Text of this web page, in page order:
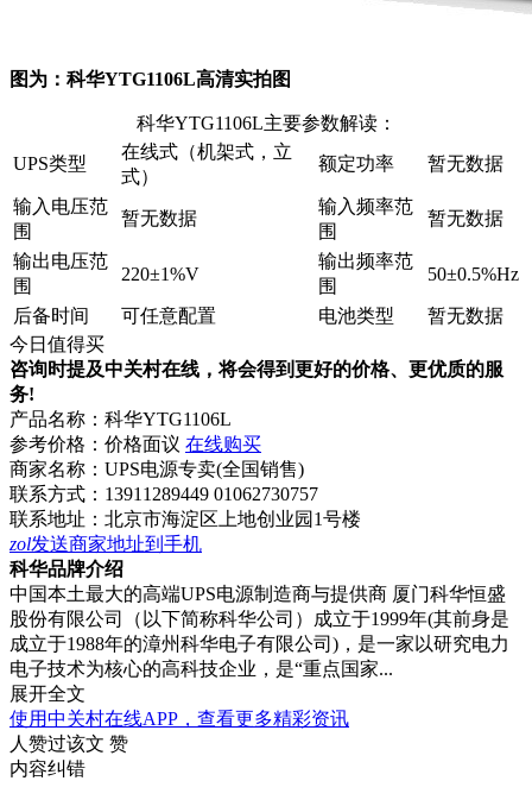
图为：科华YTG1106L高清实拍图
科华YTG1106L主要参数解读：
UPS类型
在线式（机架式，立
式）
额定功率 暂无数据
输入电压范
围
暂无数据
输入频率范
围
暂无数据
输出电压范
围
220±1%V
输出频率范
围
50±0.5%Hz
后备时间 可任意配置 电池类型
暂无数据
今日值得买
咨询时提及中关村在线，将会得到更好的价格、更优质的服
务!
产品名称： 科华YTG1106L
参考价格： 价格面议 在线购买
商家名称： UPS电源专卖(全国销售)
联系方式： 13911289449 01062730757
联系地址： 北京市海淀区上地创业园1号楼
zol发送商家地址到手机
科华品牌介绍
中国本土最大的高端UPS电源制造商与提供商 厦门科华恒盛
股份有限公司（以下简称科华公司）成立于1999年(其前身是
成立于1988年的漳州科华电子有限公司)，是一家以研究电力
电子技术为核心的高科技企业，是“重点国家...
展开全文
使用中关村在线APP，查看更多精彩资讯
人赞过该文 赞
内容纠错